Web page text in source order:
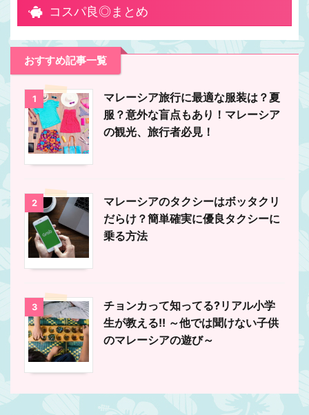
コスパ良◎まとめ
おすすめ記事一覧
1
マレーシア旅行に最適な服装は？夏
服？意外な盲点もあり！マレーシア
の観光、旅行者必見！
2
マレーシアのタクシーはボッタクリ
だらけ？簡単確実に優良タクシーに
乗る方法
3
チョンカって知ってる?リアル小学
生が教える!! ～他では聞けない子供
のマレーシアの遊び～